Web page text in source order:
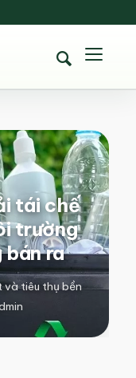
tái chế
trường
bán ra
và tiêu thụ bền